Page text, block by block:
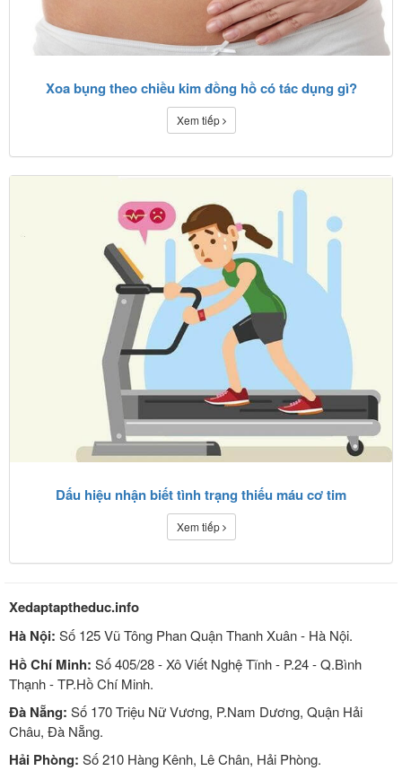
Xoa bụng theo chiều kim đồng hồ có tác dụng gì?
Xem tiếp
Dấu hiệu nhận biết tình trạng thiếu máu cơ tim
Xem tiếp
Xedaptaptheduc.info
Hà Nội: Số 125 Vũ Tông Phan Quận Thanh Xuân - Hà Nội.
Hồ Chí Minh: Số 405/28 - Xô Viết Nghệ Tĩnh - P.24 - Q.Bình
Thạnh - TP.Hồ Chí Minh.
Đà Nẵng: Số 170 Triệu Nữ Vương, P.Nam Dương, Quận Hải
Châu, Đà Nẵng.
Hải Phòng: Số 210 Hàng Kênh, Lê Chân, Hải Phòng.